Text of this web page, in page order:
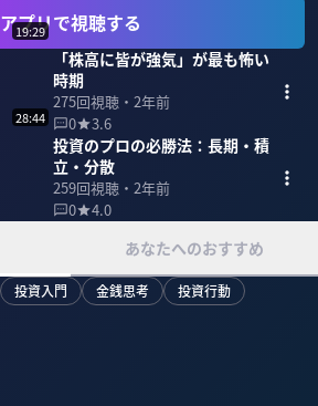
アプリで視聴する
19:29
「株高に皆が強気」が最も怖い
時期
275回視聴・ 2年前
0
3.6
28:44
投資のプロの必勝法：長期・積
立・分散
259回視聴・ 2年前
0
4.0
あなたへのおすすめ
投資入門 金銭思考 投資行動